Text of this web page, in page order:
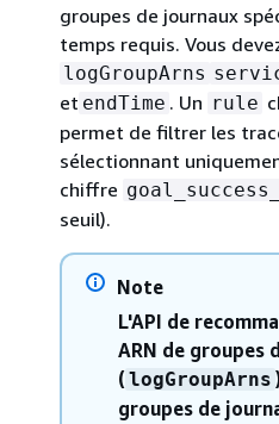
groupes de journaux
temps requis. Vous
logGroupArns
et endTime . Un rule
permet de filtrer les
sélectionnant
chiffre
seuil).
Note
L'API de
ARN de groupes
(logGroupArns
groupes de